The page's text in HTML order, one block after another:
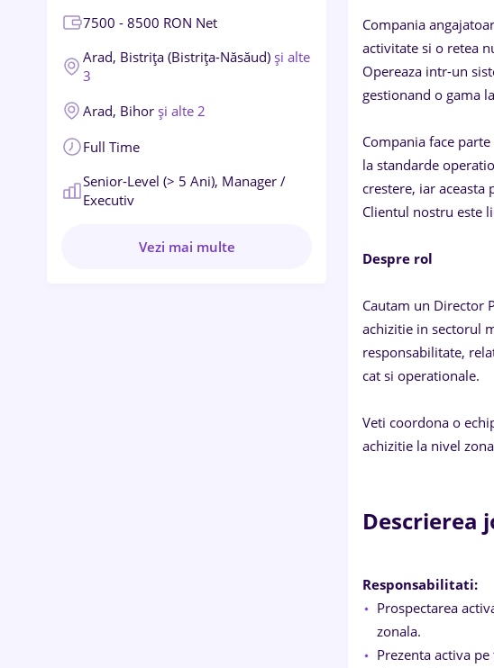
7500 - 8500 RON Net
Arad, Bistrița (Bistrița-Năsăud) și alte
3
Arad, Bihor și alte 2
Full Time
Senior-Level (> 5 Ani), Manager /
Executiv
Vezi mai multe
Compania
activitate si o retea
Opereaza intr-un
gestionand o gama
Compania face
la standarde
crestere, iar
Clientul nostru este
Despre rol
Cautam un Director
achizitie in sectorul
responsabilitate,
cat si operationale.
Veti coordona o
achizitie la nivel
Descrierea
Responsabilitati:
Prospectarea
zonala.
Prezenta activa